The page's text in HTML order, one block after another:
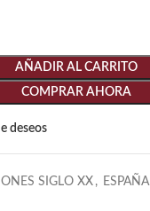
AÑADIR AL CARRITO
COMPRAR AHORA
deseos
SIGLO XX , ESPAÑA